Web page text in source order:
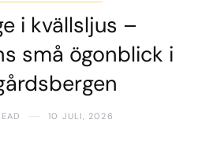
i kvällsljus –
små ögonblick i
10 JULI, 2026